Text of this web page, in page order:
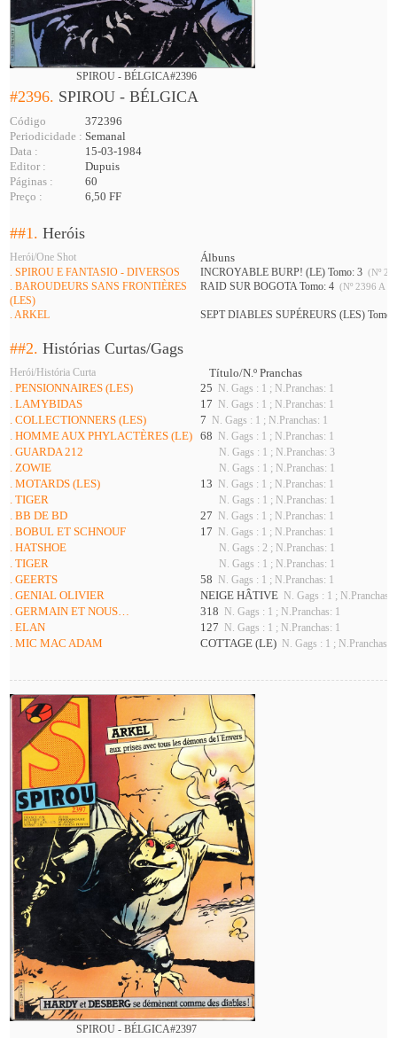
SPIROU - BÉLGICA#2396
#2396. SPIROU - BÉLGICA
Código
372396
Periodicidade : Semanal
Data :
15-03-1984
Editor :
Dupuis
Páginas :
60
Preço :
6,50 FF
##1.Heróis
Herói/One Shot Álbuns
. SPIROU E FANTASIO - DIVERSOS INCROYABLE BURP! (LE) Tomo: 3 (Nº
. BAROUDEURS SANS FRONTIÈRES
(LES)
RAID SUR BOGOTA Tomo: 4 (Nº 2396 A
. ARKEL SEPT DIABLES SUPÉREURS (LES)
##2.Histórias Curtas/Gags
Herói/História Curta
Título/N.º Pranchas
. PENSIONNAIRES (LES)
25 N. Gags : 1 ; N.Pranchas: 1
. LAMYBIDAS 17 N. Gags : 1 ; N.Pranchas: 1
. COLLECTIONNERS (LES) 7 N. Gags : 1 ; N.Pranchas: 1
. HOMME AUX PHYLACTÈRES (LE) 68 N. Gags : 1 ; N.Pranchas: 1
. GUARDA 212 N. Gags : 1 ; N.Pranchas: 3
. ZOWIE N. Gags : 1 ; N.Pranchas: 1
. MOTARDS (LES) 13 N. Gags : 1 ; N.Pranchas: 1
. TIGER N. Gags : 1 ; N.Pranchas: 1
. BB DE BD 27 N. Gags : 1 ; N.Pranchas: 1
. BOBUL ET SCHNOUF 17 N. Gags : 1 ; N.Pranchas: 1
. HATSHOE N. Gags : 2 ; N.Pranchas: 1
. TIGER N. Gags : 1 ; N.Pranchas: 1
. GEERTS 58 N. Gags : 1 ; N.Pranchas: 1
. GENIAL OLIVIER NEIGE HÂTIVE N. Gags : 1 ; N.Pranchas:
. GERMAIN ET NOUS… 318 N. Gags : 1 ; N.Pranchas: 1
. ELAN 127 N. Gags : 1 ; N.Pranchas: 1
. MIC MAC ADAM COTTAGE (LE) N. Gags : 1 ; N.Pranchas:
SPIROU - BÉLGICA#2397